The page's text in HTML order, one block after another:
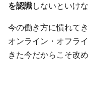
を認識しないといけ
今の働き方に慣れてき
オンライン・オフラ
きた今だからこそ改